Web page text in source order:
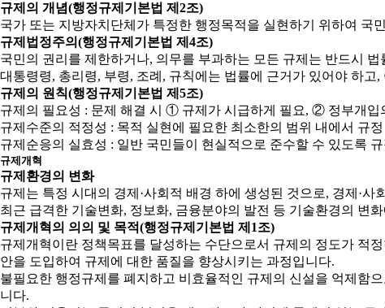
규제의 개념(행정규제기본법 제2조)
국가 또는 지방자치단체가 특정한 행정목적을 실현하기 위하여 국
규제법정주의(행정규제기본법 제4조)
국민의 권리를 제한하거나, 의무를 부과하는 모든 규제는 반드시
대통령령, 총리령, 부령, 조례, 규칙에는 법률에 근거가 있어야 하
규제의 원칙(행정규제기본법 제5조)
규제의 필요성 : 문제 해결 시 ① 규제가 시급하게 필요, ② 정부개입
규제수준의 적정성 : 목적 실현에 필요한 최소한의 범위 내에서 규정
규제순응의 실효성 : 일반 국민들이 현실적으로 준수할 수 있도록 규
규제개혁
규제환경의 변화
규제는 특정 시대의 경제·사회적 배경 하에 생성된 것으로, 경제·
최근 급격한 기술변화, 정보화, 금융분야의 발전 등 기술환경의 변
규제개혁의 의의 및 목적(행정규제기본법 제1조)
규제개혁이란 정책목표를 달성하는 수단으로서 규제의 정도가 적
안을 도입하여 규제에 대한 품질을 향상시키는 과정입니다.
불필요한 행정규제를 폐지하고 비효율적인 규제의 신설을 억제함
니다.